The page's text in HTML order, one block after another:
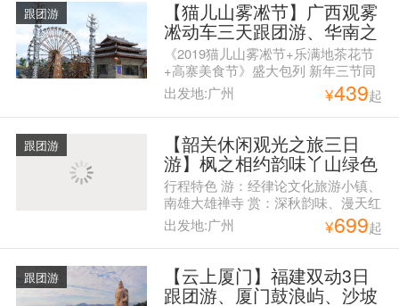
风情
跟团游 【猫儿山雾凇节】广西观雾
凇动车三天跟团游、华南之
巅猫儿山、漓江源大峡谷、
千年灵渠、兴安水街、曼陀
罗园、灵湖风雨桥
《2019猫儿山雾凇节+乐满地茶花节
+高寨美食节》盛大包列 新年三节同
庆！！12.12预售时间：11.16-
12.12！名额有限，抢完截止！ ★华
南第一高峰、南国最美雾凇奇观【猫
儿山】！ 冬日观赏雾凇圣地，最高海
拔2142米，集“泰山之雄、华山之
险、庐山之幽、峨嵋之秀！” ★三江
源保护区【漓江源大峡谷】！ 漓江、
浔江、资江三江发源地！原生态保护
区，峡谷内流泉飞瀑、十里竹海，美
不胜收！ ★中国十大魅力名镇【兴安
亭台楼榭、小桥流水、市井风情鲜活
地再现着千年历史文化！ ★世界最古
出发地:广州 ¥439起
跟团游 【韶关休闲观光之旅三日
游】枫之相约韵味丫山绿色
生态、韶关经律论文化小
镇、罗坑大草原纯玩三天游
行程特色 游：经律论文化旅游小镇、
南雄大雄禅寺 赏：深秋韵味、漫天红
枫"世外桃源"之称-大余丫山风景区、
曲江罗坑大草原 品：品尝丫山当地农
场新鲜种植纯天然风味餐、韶关客家
风味菜、酒店丰富自助早餐 出发点：
8:00教育路（地铁公园前站D出口）
出发地:广州 ¥699起
跟团游 【云上厦门】福建双动3日
跟团游、厦门鼓浪屿、沙坡